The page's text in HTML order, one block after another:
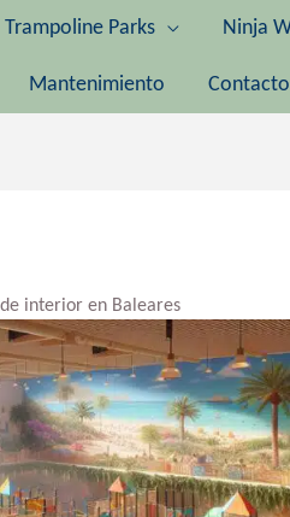
Trampoline Parks Ninja
Mantenimiento Contacto
interior en Baleares